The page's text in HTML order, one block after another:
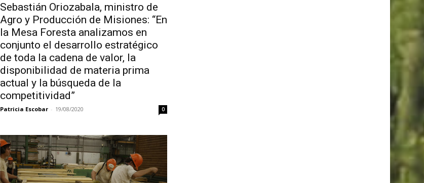
Sebastián Oriozabala, ministro de
Agro y Producción de Misiones: “En
la Mesa Foresta analizamos en
conjunto el desarrollo estratégico
de toda la cadena de valor, la
disponibilidad de materia prima
actual y la búsqueda de la
competitividad”
Patricia Escobar - 19/08/2020 0